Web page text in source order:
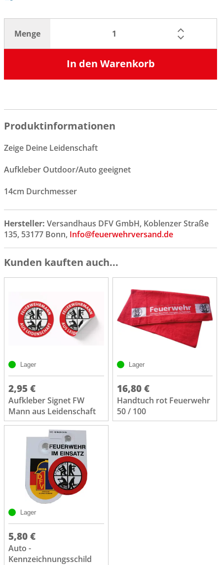
Menge
In den Warenkorb
Produktinformationen
Zeige Deine Leidenschaft
Aufkleber Outdoor/Auto geeignet
14cm Durchmesser
Hersteller: Versandhaus DFV GmbH, Koblenzer Straße
135, 53177 Bonn, Info@feuerwehrversand.de
Kunden kauften auch...
Lager
2,95 €
Aufkleber Signet FW
Mann aus Leidenschaft
Lager
16,80 €
Handtuch rot Feuerwehr
50 / 100
Lager
5,80 €
Auto -
Kennzeichnungsschild